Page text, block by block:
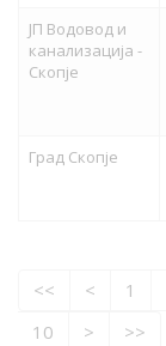
ЈП Водовод и
канализација -
Скопје
Град Скопје
<< < 1
10
> >>